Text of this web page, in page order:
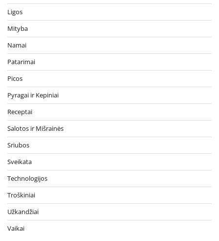
Ligos
Mityba
Namai
Patarimai
Picos
Pyragai ir Kepiniai
Receptai
Salotos ir Mišrainės
Sriubos
Sveikata
Technologijos
Troškiniai
Užkandžiai
Vaikai